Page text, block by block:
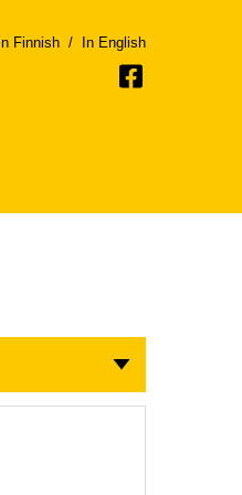
In Finnish / In English